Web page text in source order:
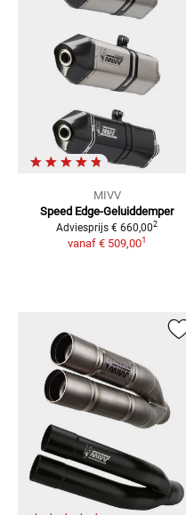
MIVV
Speed Edge-Geluiddemper
Adviesprijs € 660,002
vanaf € 509,001